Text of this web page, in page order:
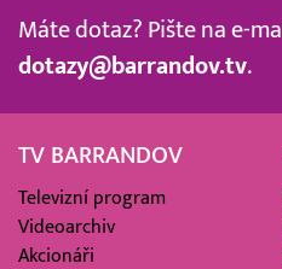
Máte dotaz? Pište na e-
dotazy@barrandov.tv.
TV BARRANDOV
Televizní program
Videoarchiv
Akcionáři